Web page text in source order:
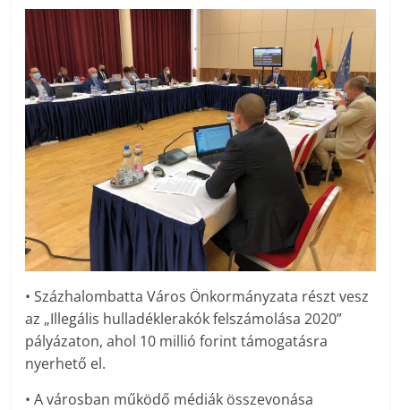
• Százhalombatta Város Önkormányzata részt vesz
az „Illegális hulladéklerakók felszámolása 2020”
pályázaton, ahol 10 millió forint támogatásra
nyerhető el.
• A városban működő médiák összevonása